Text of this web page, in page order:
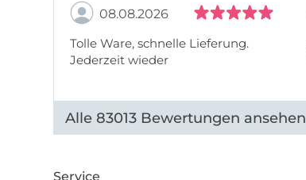
08.08.2026
Tolle Ware, schnelle Lieferung.
Jederzeit wieder
Alle 83013 Bewertungen ansehen
Service